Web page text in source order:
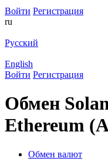
Войти Регистрация
ru
Русский
English
Войти Регистрация
Обмен
Ethereum
Обмен валют